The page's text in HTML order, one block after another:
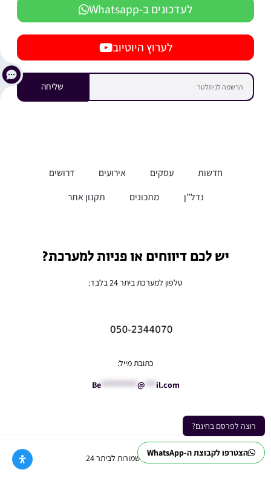
הצטרפו לקבוצת ה-WhatsApp
רוצה לפרסם בחינם?
לעדכונים ב-Whatsapp
לערוץ היוטיוב
שליחה
חדשות עסקים אירועים
דרושים
נדל”ן
מתכונים תקנון אתר
יש לכם דיווחים או פניות למערכת?
טלפון למערכת ביתר 24 בלבד:
כתובת מייל:
Be********** @ *** il.com
Ⓒ כל הזכויות שמורות לביתר 24